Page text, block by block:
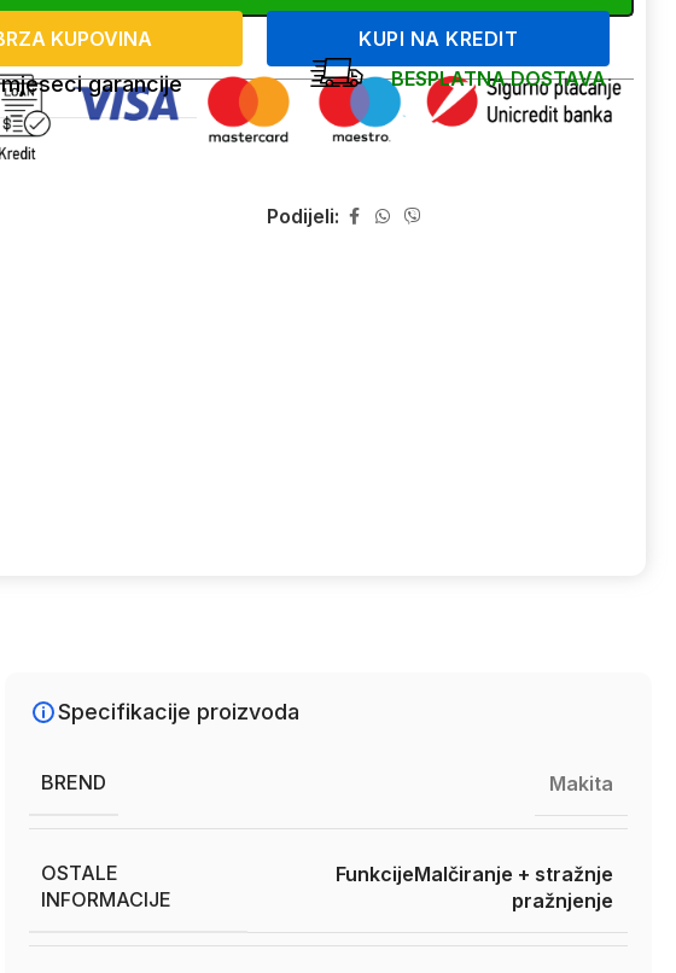
KUPOVINA
KUPI NA KREDIT
garancije BESPLATNA DOSTAVA
Podijeli:
Specifikacije proizvoda
BREND Makita
OSTALE
INFORMACIJE
FunkcijeMalčiranje + stražnje
pražnjenje